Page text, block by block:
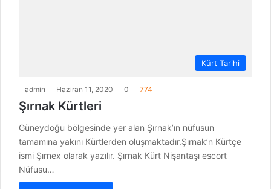
Kürt Tarihi
admin Haziran 11, 2020 0 774
Şırnak Kürtleri
Güneydoğu bölgesinde yer alan Şırnak’ın nüfusun
tamamına yakını Kürtlerden oluşmaktadır.Şırnak’n Kürtçe
ismi Şırnex olarak yazılır. Şırnak Kürt Nişantaşı escort
Nüfusu…